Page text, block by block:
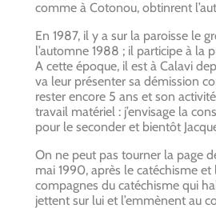
comme à Cotonou, obtinrent
En 1987, il y a sur la paroisse le
l’automne 1988 ; il participe à la
A cette époque, il est à Calavi
va leur présenter sa démission
rester encore 5 ans et son
travail matériel : j’envisage la
pour le seconder et bientôt
On ne peut pas tourner la page
mai 1990, après le catéchisme
compagnes du catéchisme qui
jettent sur lui et l’emmènent au